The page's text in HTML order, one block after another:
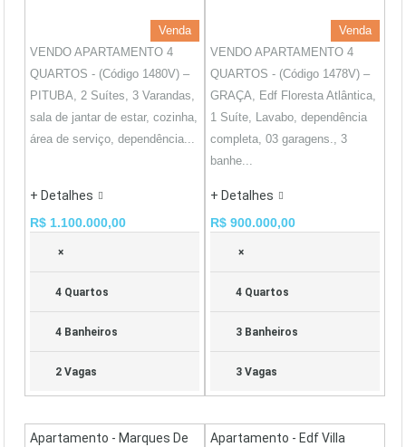
Venda
VENDO APARTAMENTO 4
QUARTOS - (Código 1480V) –
PITUBA, 2 Suítes, 3 Varandas,
sala de jantar de estar, cozinha,
área de serviço, dependência...
+ Detalhes
R$ 1.100.000,00
×
4 Quartos
4 Banheiros
2 Vagas
Venda
VENDO APARTAMENTO 4
QUARTOS - (Código 1478V) –
GRAÇA, Edf Floresta Atlântica,
1 Suíte, Lavabo, dependência
completa, 03 garagens., 3
banhe...
+ Detalhes
R$ 900.000,00
×
4 Quartos
3 Banheiros
3 Vagas
Apartamento - Marques De
Apartamento - Edf Villa